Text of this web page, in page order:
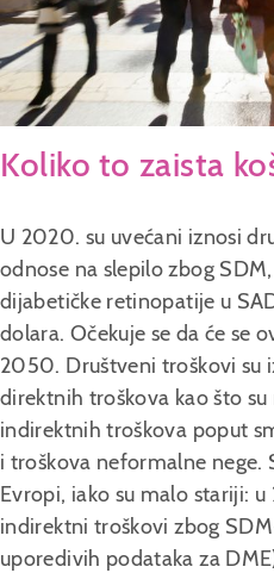
O nama
Pravna izjava
Politika privatnosti
© 2022 M-RS-
Koliko to zaista
U 2020. su uvećani iznosi
odnose na slepilo zbog
dijabetičke retinopatije u
dolara. Očekuje se da će se
2050. Društveni troškovi su
direktnih troškova kao što su
indirektnih troškova poput
i troškova neformalne nege.
Evropi, iako su malo stariji:
indirektni troškovi zbog
uporedivih podataka za